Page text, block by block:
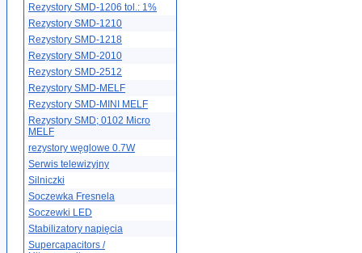
Rezystory SMD-1206 tol.: 1%
Rezystory SMD-1210
Rezystory SMD-1218
Rezystory SMD-2010
Rezystory SMD-2512
Rezystory SMD-MELF
Rezystory SMD-MINI MELF
Rezystory SMD; 0102 Micro
MELF
rezystory węglowe 0.7W
Serwis telewizyjny
Silniczki
Soczewka Fresnela
Soczewki LED
Stabilizatory napięcia
Supercapacitors /